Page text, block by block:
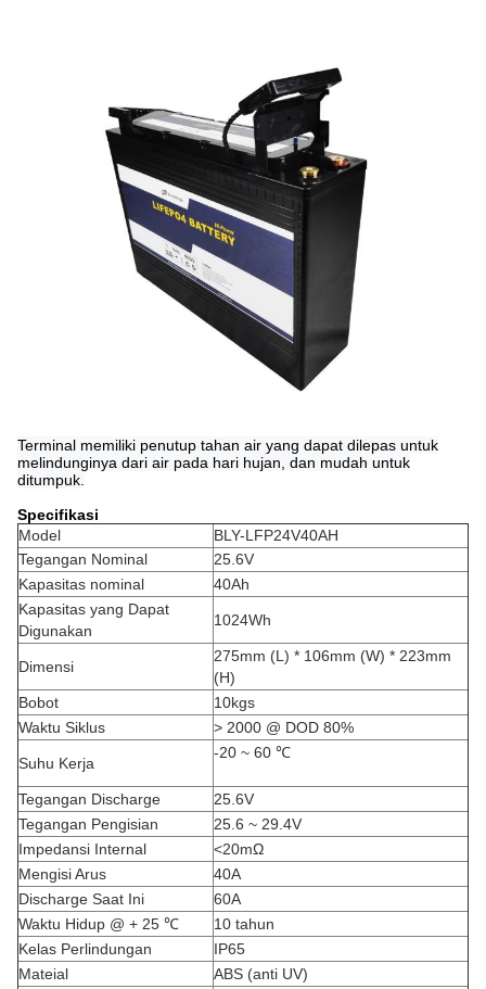
Terminal memiliki penutup tahan air yang dapat dilepas untuk
melindunginya dari air pada hari hujan, dan mudah untuk
ditumpuk.
Specifikasi
Model
BLY-LFP24V40AH
Tegangan Nominal
25.6V
Kapasitas nominal
40Ah
Kapasitas yang Dapat
Digunakan
1024Wh
Dimensi
275mm (L) * 106mm (W) * 223mm
(H)
Bobot
10kgs
Waktu Siklus
> 2000 @ DOD 80%
Suhu Kerja
-20 ~ 60 ℃
Tegangan Discharge
25.6V
Tegangan Pengisian
25.6 ~ 29.4V
Impedansi Internal
<20mΩ
Mengisi Arus
40A
Discharge Saat Ini
60A
Waktu Hidup @ + 25 ℃
10 tahun
Kelas Perlindungan
IP65
Mateial
ABS (anti UV)